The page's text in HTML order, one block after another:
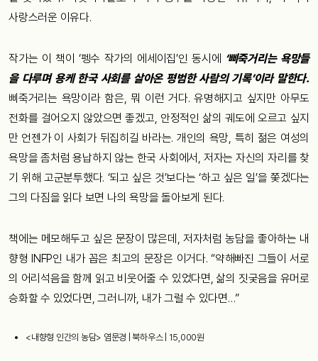
사랑스러운 이유다.
작가는 이 책이 ‘펭수 작가의 에세이집’인 동시에
‘삐죽거리는 욕망들
을 다루며 용케 한국 사회를 살아온 평범한 사람의 기록’이라 말한다.
삐죽거리는 욕망이라 함은, 뭐 이런 거다. 유명해지고 싶지만 아무도
전화를 걸어오지 않았으면 좋겠고, 안정적인 삶의 궤도에 오르고 싶지
만 언젠가 이 사회가 뒤집히길 바라는. 개인의 욕망, 특히 젊은 여성의
욕망을 좀처럼 용납하지 않는 한국 사회에서, 저자는 자신의 자리를 찾
기 위해 고군분투했다. ‘되고 싶은 것’보다는 ‘하고 싶은 일’을 쫓겠다는
그의 다짐을 읽다 보면 나의 욕망을 돌아보게 된다.
책에는 메모해두고 싶은 문장이 많은데, 저자처럼 농담을 좋아하는 내
향형 INFP인 내가 꼽은 최고의 문장은 이거다. “약해빠진 그들이 서로
의 어리석음을 함께 읽고 비웃어줄 수 있었다면, 삶의 짓궂음을 유머로
승화할 수 있었다면, 그러니까, 내가 그럴 수 있다면…”
<내향형 인간의 농담> 염문경 | 북하우스 | 15,000원